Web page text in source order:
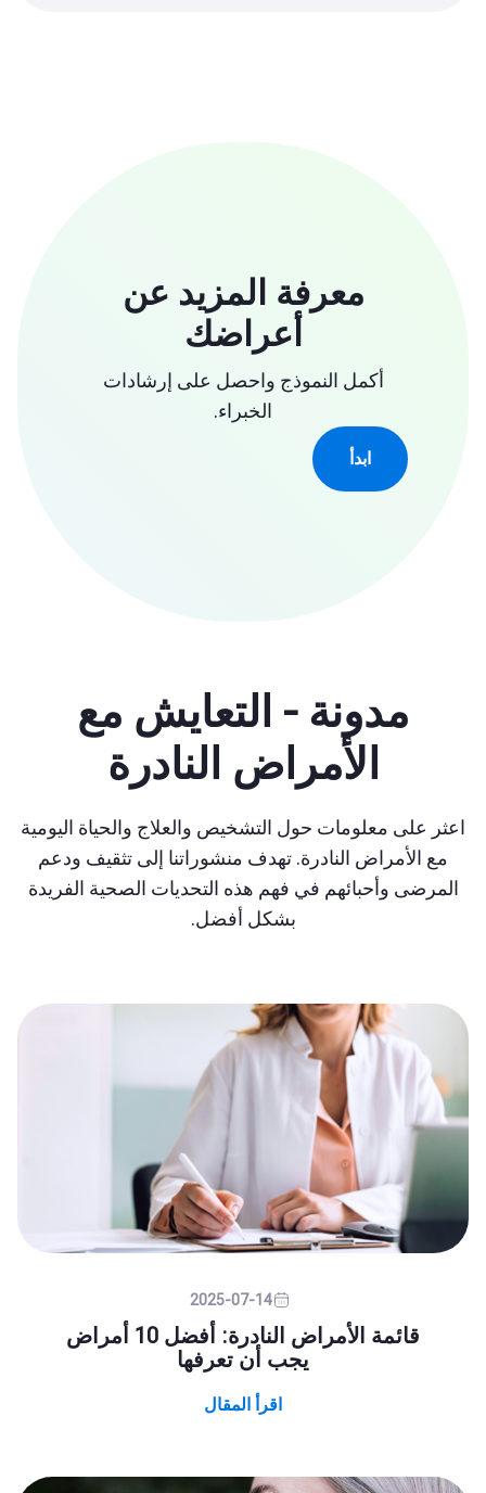
معرفة المزيد عن
أعراضك
أكمل النموذج واحصل على إرشادات
الخبراء.
ابدأ
مدونة - التعايش مع
الأمراض النادرة
اعثر على معلومات حول التشخيص والعلاج والحياة اليومية
مع الأمراض النادرة. تهدف منشوراتنا إلى تثقيف ودعم
المرضى وأحبائهم في فهم هذه التحديات الصحية الفريدة
بشكل أفضل.
2025-07-14
قائمة الأمراض النادرة: أفضل 10 أمراض
يجب أن تعرفها
اقرأ المقال